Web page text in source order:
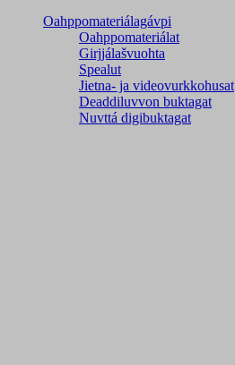
Oahppomateriálagávpi
Oahppomateriálat
Girjjálašvuohta
Spealut
Jietna- ja videovurkkohusat
Deaddiluvvon buktagat
Nuvttá digibuktagat